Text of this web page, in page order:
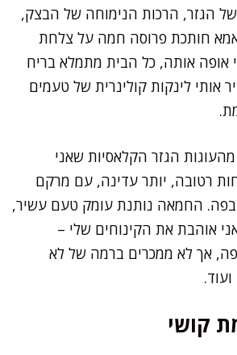
הגזר, הרכות הנימוחה של הבצק,
אמא חותכת פרוסה חמה על צלחת
אופה אותה, כל הבית מתמלא בריח
אותי לינקות קולינרית של טעמים
הגזר הקלאסיות שאני
רטובה, יותר עדינה, עם מרקם
בפה. החמאה נותנת עומק טעם עשיר,
אוהבת את הקינוחים שלי –
אך לא ממכרים ברמה של לא
קושי